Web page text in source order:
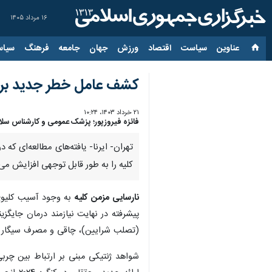
۱۶ مرداد ۱۴۰۵
عناوین‌ سیاست اقتصاد ورزش جهان جامعه فرهنگ
کشف عامل خطر جدید
۲۱ خرداد ۱۴۰۳، ۱۰:۲۴
فائزه فیروزپور؛ پزشک عمومی و کارشناس